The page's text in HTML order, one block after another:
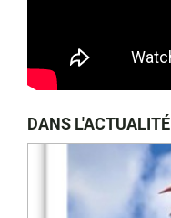
DANS L'ACTUALITÉ